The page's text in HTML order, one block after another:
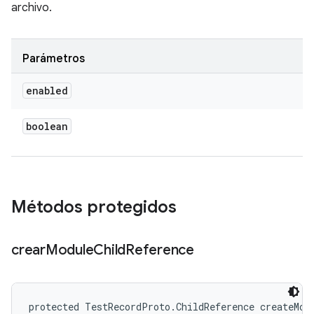
archivo.
Parámetros
enabled
boolean
Métodos protegidos
crearModuleChildReference
protected TestRecordProto.ChildReference